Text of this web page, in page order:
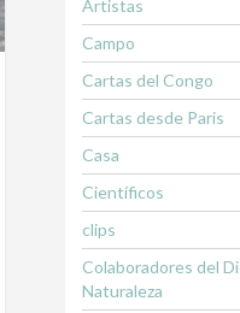
Artistas
Campo
Cartas del Congo
Cartas desde Paris
Casa
Científicos
clips
Colaboradores del
Naturaleza